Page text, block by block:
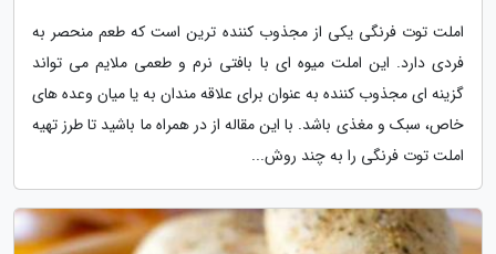
املت توت فرنگی یکی از مجذوب کننده ترین است که طعم منحصر به
فردی دارد. این املت میوه ای با بافتی نرم و طعمی ملایم می تواند
گزینه ای مجذوب کننده به عنوان برای علاقه مندان به یا میان وعده های
خاص، سبک و مغذی باشد. با این مقاله از در همراه ما باشید تا طرز تهیه
املت توت فرنگی را به چند روش...